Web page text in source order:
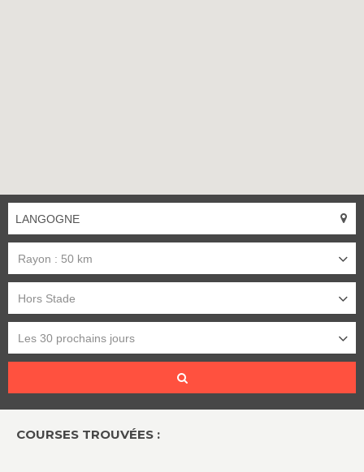
Rayon : 50 km
Hors Stade
Les 30 prochains jours
COURSES TROUVÉES :